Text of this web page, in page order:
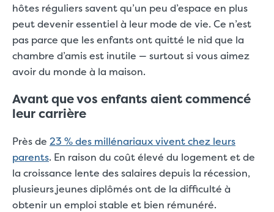
hôtes réguliers savent qu’un peu d’espace en plus
peut devenir essentiel à leur mode de vie. Ce n’est
pas parce que les enfants ont quitté le nid que la
chambre d’amis est inutile — surtout si vous aimez
avoir du monde à la maison.
Avant que vos enfants aient commencé
leur carrière
Près de 23 % des millénariaux vivent chez leurs
parents. En raison du coût élevé du logement et de
la croissance lente des salaires depuis la récession,
plusieurs jeunes diplômés ont de la difficulté à
obtenir un emploi stable et bien rémunéré.